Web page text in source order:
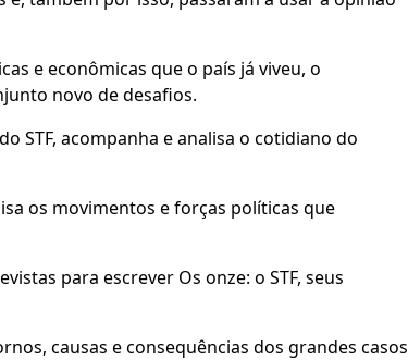
e econômicas que o país já viveu, o
novo de desafios.
STF, acompanha e analisa o cotidiano do
os movimentos e forças políticas que
para escrever Os onze: o STF, seus
causas e consequências dos grandes casos